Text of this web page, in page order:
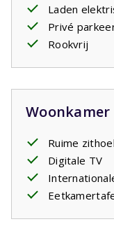
Laden
Privé
Rookvrij
Woonkamer
Ruime
Digitale TV